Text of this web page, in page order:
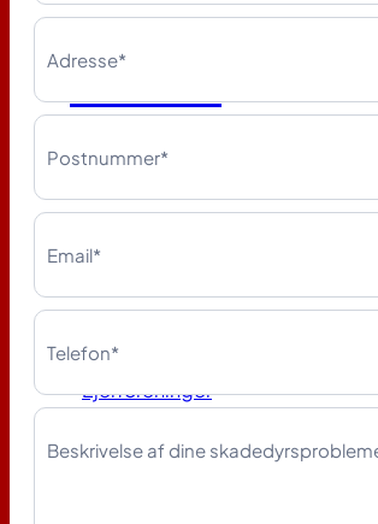
Se flere
Bolig & ejendom
Boligselskaber
Ejerforeninger
Kontorbygninger
Ejendomsadministratorer